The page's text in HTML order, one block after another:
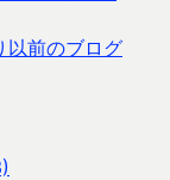
以前のブログ